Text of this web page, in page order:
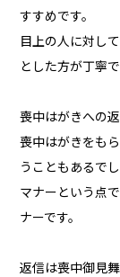
すすめです。
目上の人に対し
とした方が丁寧で
喪中はがきへの
喪中はがきをも
うこともあるでし
マナーという点
ナーです。
返信は喪中御見